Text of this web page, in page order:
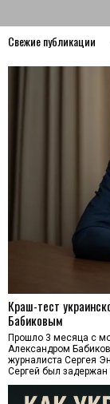
Свежие публикации
Краш-тест
Бабиковым
Прошло 3 месяца с
Александром
журналиста Сергея
Сергей был